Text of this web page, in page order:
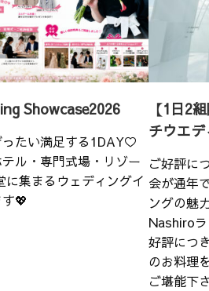
Showcase2026
たい満足する1DAY♡
ル・専門式場・リゾー
に集まるウェディングイ
💖
【1日2
チウエ
ご好評に
会が通年
ングの魅
Nashiro
好評につ
のお料理
ご堪能下